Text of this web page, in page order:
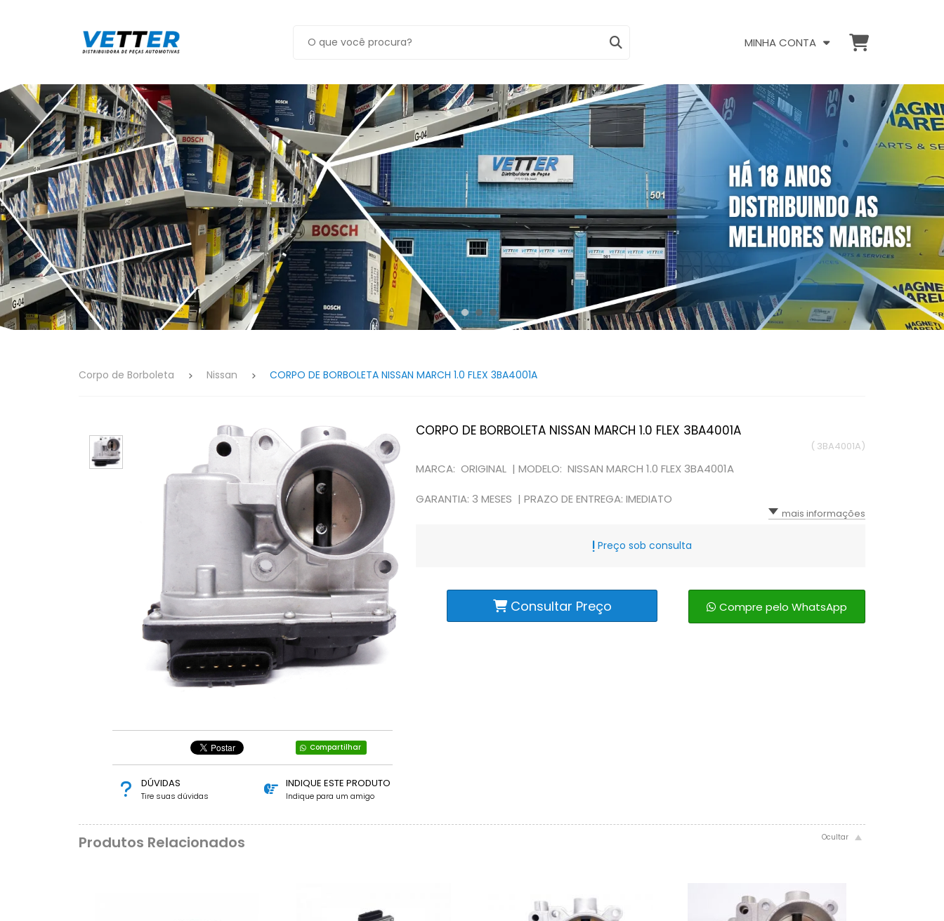
MINHA CONTA
Corpo de Borboleta Nissan CORPO DE BORBOLETA NISSAN MARCH 1.0 FLEX 3BA4001A
Compartilhar
DÚVIDAS
Tire suas dúvidas
INDIQUE ESTE PRODUTO
Indique para um amigo
CORPO DE BORBOLETA NISSAN MARCH 1.0 FLEX 3BA4001A
( 3BA4001A)
MARCA: ORIGINAL | MODELO: NISSAN MARCH 1.0 FLEX 3BA4001A
GARANTIA: 3 MESES | PRAZO DE ENTREGA: IMEDIATO
mais informações
Preço sob consulta
Consultar Preço Compre pelo WhatsApp
Produtos Relacionados